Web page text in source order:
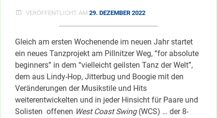
…
VERÖFFENTLICHT AM 29. DEZEMBER 2022
Gleich am ersten Wochenende im neuen Jahr startet
ein neues Tanzprojekt am Pillnitzer Weg, “for absolute
beginners” in dem “vielleicht geilsten Tanz der Welt”,
dem aus Lindy-Hop, Jitterbug und Boogie mit den
Veränderungen der Musikstile und Hits
weiterentwickelten und in jeder Hinsicht für Paare und
Solisten offenen West Coast Swing(WCS) … der 8-